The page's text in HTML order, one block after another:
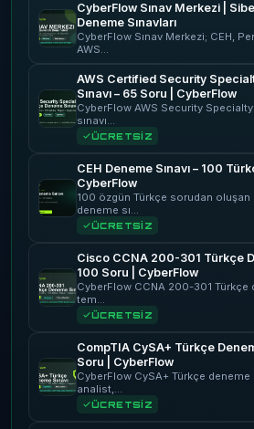
CyberFlow Sınav Merkezi |
Deneme Sınavları
CyberFlow Sınav Merkezi; CEH,
AWS…
AWS Certified Security
Sınavı – 65 Soru | CyberFlow
CyberFlow AWS Security
sınavı…
ÜCRETSİZ
CEH Deneme Sınavı – 100
CyberFlow
100 özgün Türkçe sorudan oluşan
deneme sı…
ÜCRETSİZ
Cisco CCNA 200-301 Türkçe
100 Soru | CyberFlow
CyberFlow CCNA 200-301 Türkçe
tem…
ÜCRETSİZ
CompTIA CySA+ Türkçe
Soru | CyberFlow
CyberFlow CySA+ Türkçe deneme
analist,…
ÜCRETSİZ